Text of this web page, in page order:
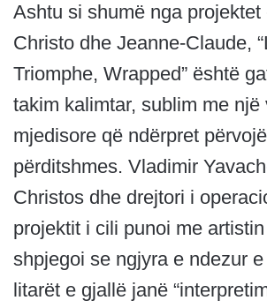
Ashtu si shumë nga projektet
Christo dhe Jeanne-Claude,
Triomphe, Wrapped” është
takim kalimtar, sublim me një
mjedisore që ndërpret
përditshmes. Vladimir
Christos dhe drejtori i
projektit i cili punoi me
shpjegoi se ngjyra e ndezur
litarët e gjallë janë